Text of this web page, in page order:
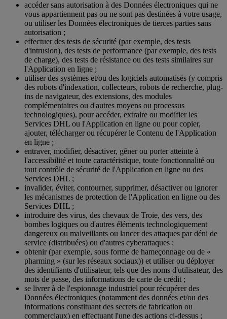
accéder sans autorisation à des Données électroniques qui ne
vous appartiennent pas ou ne sont pas destinées à votre usage,
ou utiliser les Données électroniques de tierces parties sans
autorisation ;
effectuer des tests de sécurité (par exemple, des tests
d'intrusion), des tests de performance (par exemple, des tests
de charge), des tests de résistance ou des tests similaires sur
l'Application en ligne ;
utiliser des systèmes et/ou des logiciels automatisés (y compris
des robots d'indexation, collecteurs, robots de recherche, plug-
ins de navigateur, des extensions, des modules
complémentaires ou d'autres moyens ou processus
technologiques), pour accéder, extraire ou modifier les
Services DHL ou l'Application en ligne ou pour copier,
ajouter, télécharger ou récupérer le Contenu de l'Application
en ligne ;
entraver, modifier, désactiver, gêner ou porter atteinte à
l'accessibilité et toute caractéristique, toute fonctionnalité ou
tout contrôle de sécurité de l'Application en ligne ou des
Services DHL ;
invalider, éviter, contourner, supprimer, désactiver ou ignorer
les mécanismes de protection de l'Application en ligne ou des
Services DHL ;
introduire des virus, des chevaux de Troie, des vers, des
bombes logiques ou d'autres éléments technologiquement
dangereux ou malveillants ou lancer des attaques par déni de
service (distribuées) ou d'autres cyberattaques ;
obtenir (par exemple, sous forme de hameçonnage ou de «
pharming » (sur les réseaux sociaux)) et utiliser ou déployer
des identifiants d'utilisateur, tels que des noms d'utilisateur, des
mots de passe, des informations de carte de crédit ;
se livrer à de l'espionnage industriel pour récupérer des
Données électroniques (notamment des données et/ou des
informations constituant des secrets de fabrication ou
commerciaux) en effectuant l'une des actions ci-dessus ;